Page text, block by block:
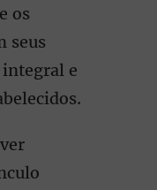
os
seus
e